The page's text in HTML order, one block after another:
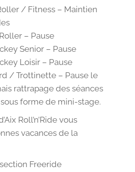
/ Fitness – Maintien
– Pause
Senior – Pause
Loisir – Pause
/ Trottinette – Pause le
rattrapage des séances
forme de mini-stage.
Roll’n’Ride vous
vacances de la
Freeride